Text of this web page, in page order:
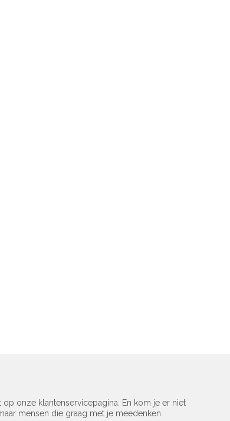
onze klantenservicepagina. En kom je er niet
mensen die graag met je meedenken.